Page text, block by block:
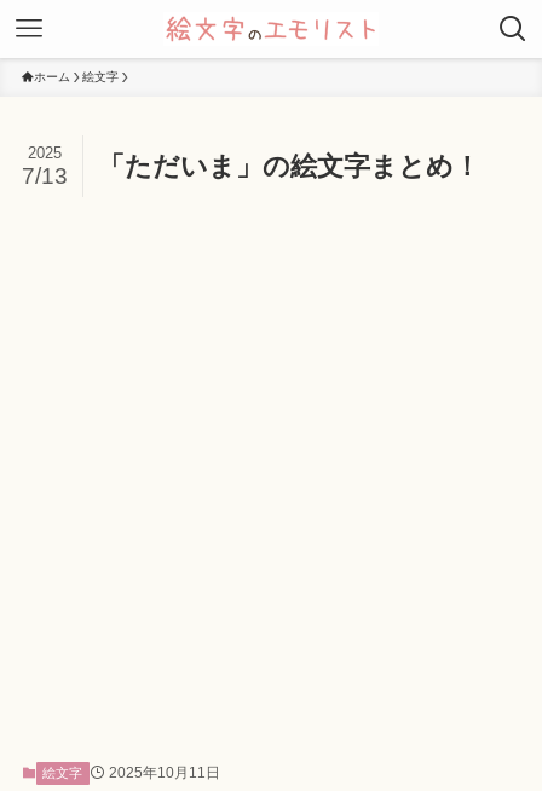
ホーム 絵文字
「ただいま」の絵文字まとめ！
2025
7/13
絵文字 2025年10月11日